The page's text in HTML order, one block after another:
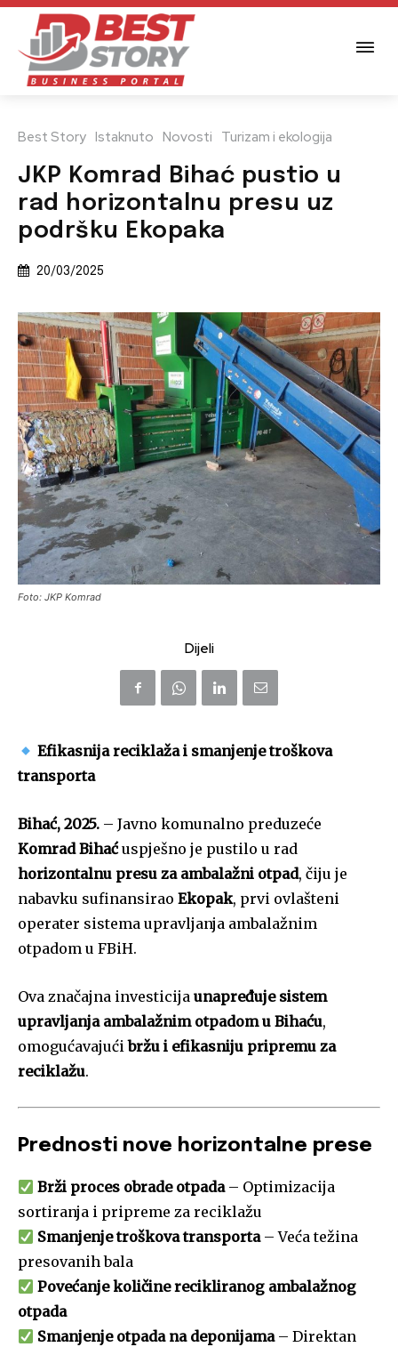
Best Story Istaknuto Novosti Turizam i ekologija
JKP Komrad Bihać pustio u
rad horizontalnu presu uz
podršku Ekopaka
20/03/2025
Foto: JKP Komrad
Dijeli
Efikasnija reciklaža i smanjenje troškova
transporta
Bihać, 2025. – Javno komunalno preduzeće
Komrad Bihaćuspješno je pustilo u rad
horizontalnu presu za ambalažni otpad, čiju je
nabavku sufinansirao Ekopak, prvi ovlašteni
operater sistema upravljanja ambalažnim
otpadom u FBiH.
Ova značajna investicija unapređuje sistem
upravljanja ambalažnim otpadom u Bihaću,
omogućavajućibržu i efikasniju pripremu za
reciklažu.
Prednosti nove horizontalne prese
Brži proces obrade otpada– Optimizacija
sortiranja i pripreme za reciklažu
Smanjenje troškova transporta– Veća težina
presovanih bala
Povećanje količine recikliranog ambalažnog
otpada
Smanjenje otpada na deponijama– Direktan